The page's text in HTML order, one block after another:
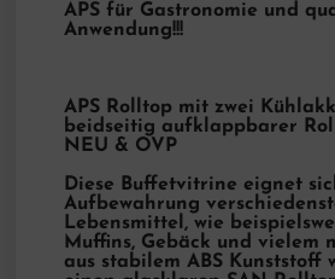
APS für Gastronomie und
Anwendung!!!
APS Rolltop mit zwei
beidseitig aufklappbarer
NEU & OVP
Diese Buffetvitrine eignet
Aufbewahrung
Lebensmittel, wie
Muffins, Gebäck und vielem
aus stabilem ABS Kunststoff